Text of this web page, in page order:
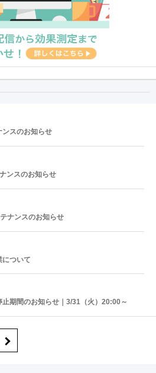
スのお知らせ
ンスのお知らせ
ナンスのお知らせ
について
期間のお知らせ｜3/31（火）20:00～